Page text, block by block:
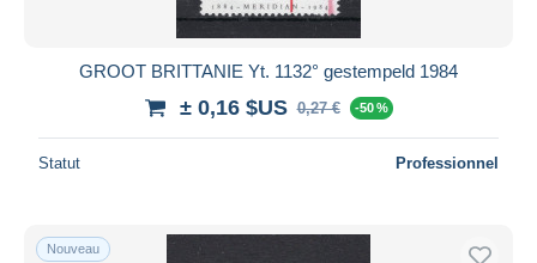
GROOT BRITTANIE Yt. 1132° gestempeld 1984
± 0,16 $US 0,27 € -50 %
Statut Professionnel
Nouveau